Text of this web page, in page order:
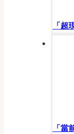
「
「